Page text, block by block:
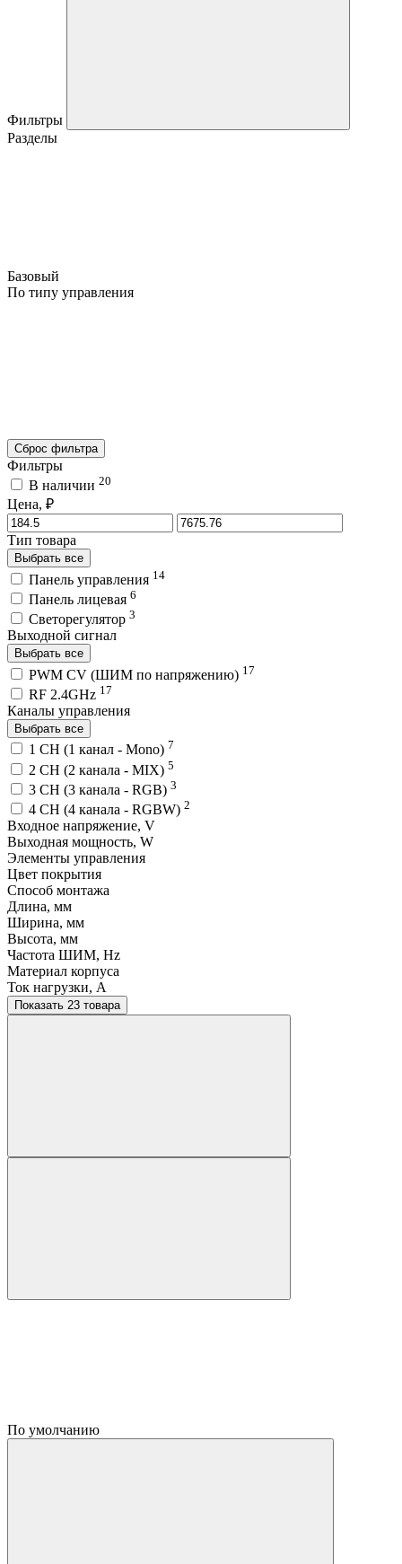
Фильтры
Разделы
Базовый
По типу управления
Сброс фильтра
Фильтры
В наличии 20
Цена, ₽
Тип товара
Выбрать все
Панель управления 14
Панель лицевая 6
Светорегулятор 3
Выходной сигнал
Выбрать все
PWM СV (ШИМ по напряжению) 17
RF 2.4GHz 17
Каналы управления
Выбрать все
1 CH (1 канал - Mono) 7
2 CH (2 канала - MIX) 5
3 CH (3 канала - RGB) 3
4 CH (4 канала - RGBW) 2
Входное напряжение, V
Выходная мощность, W
Элементы управления
Цвет покрытия
Способ монтажа
Длина, мм
Ширина, мм
Высота, мм
Частота ШИМ, Hz
Материал корпуса
Ток нагрузки, A
Показать 23 товара
По умолчанию